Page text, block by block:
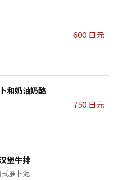
600 日元
和奶油奶酪
750 日元
堡牛排
萝卜泥